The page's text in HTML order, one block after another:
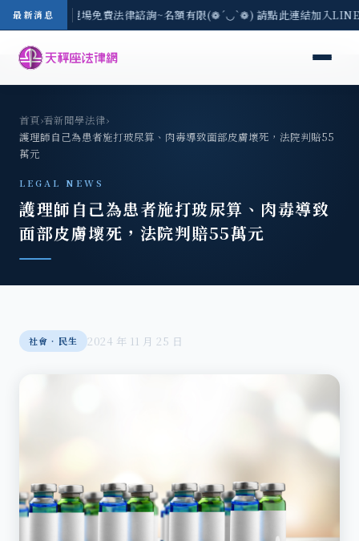
最新消息
區-8/3(一) 現場免費法律諮詢~名額有限(❁´◡`❁) 請點此連結加入
首頁›看新聞學法律›
護理師自己為患者施打玻尿算、肉毒導致面部皮膚壞死，法院判賠55
萬元
LEGAL NEWS
護理師自己為患者施打玻尿算、肉毒導致
面部皮膚壞死，法院判賠55萬元
社會‧民生 2024 年 11 月 25 日